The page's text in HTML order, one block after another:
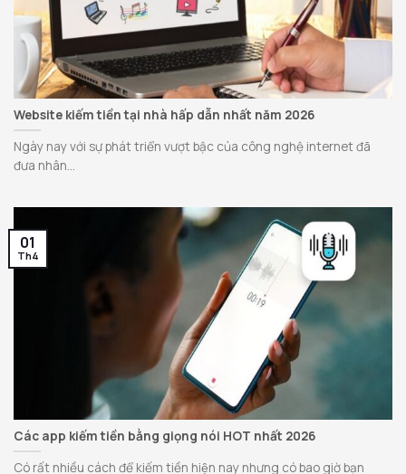
Website kiếm tiền tại nhà hấp dẫn nhất năm 2026
Ngày nay với sự phát triển vượt bậc của công nghệ internet đã
đưa nhân...
Các app kiếm tiền bằng giọng nói HOT nhất 2026
Có rất nhiều cách để kiếm tiền hiện nay nhưng có bao giờ bạn
01
Th4